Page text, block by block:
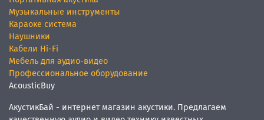
Музыкальные инструменты
Караоке система
Наушники
Кабели Hi-Fi
Мебель для аудио-видео
Профессиональное оборудование
AcousticBuy
АкустикБай - интернет магазин акустики. Предлагаем